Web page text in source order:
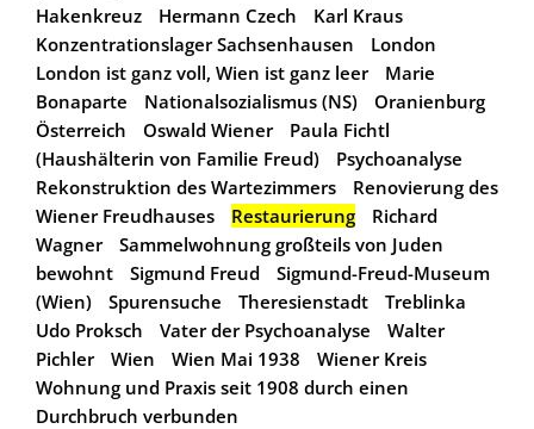
Hakenkreuz
Hermann Czech
Karl Kraus
Konzentrationslager Sachsenhausen
London
London ist ganz voll, Wien ist ganz leer
Marie
Bonaparte
Nationalsozialismus (NS)
Oranienburg
Österreich
Oswald Wiener
Paula Fichtl
(Haushälterin von Familie Freud)
Psychoanalyse
Rekonstruktion des Wartezimmers
Renovierung des
Wiener Freudhauses
Restaurierung
Richard
Wagner
Sammelwohnung großteils von Juden
bewohnt
Sigmund Freud
Sigmund-Freud-Museum
(Wien)
Spurensuche Theresienstadt
Treblinka
Udo Proksch
Vater der Psychoanalyse
Walter
Pichler
Wien Wien Mai 1938
Wiener Kreis
Wohnung und Praxis seit 1908 durch einen
Durchbruch verbunden